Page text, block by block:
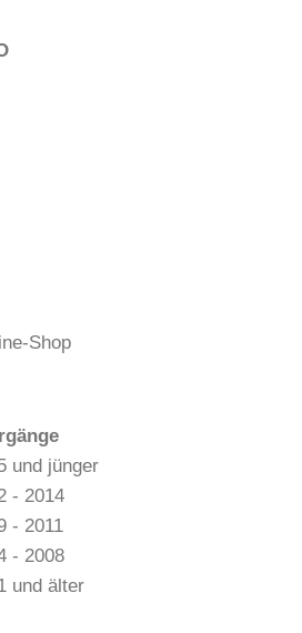
Shop
und jünger
- 2014
- 2011
- 2008
und älter